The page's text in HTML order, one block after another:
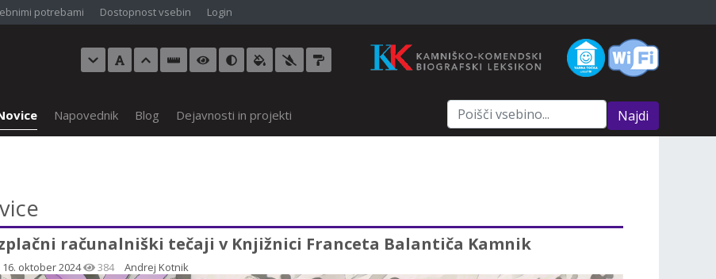
potrebami Dostopnost vsebin Login
Napovednik Blog Dejavnosti in projekti Najdi
računalniški tečaji v Knjižnici Franceta Balantiča Kamnik
oktober 2024 384 Andrej Kotnik